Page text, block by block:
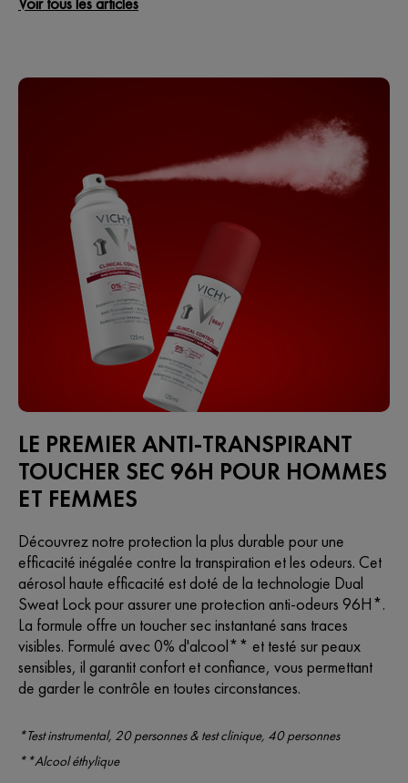
réelle de votre produit.
LE PREMIER ANTI-TRANSPIRANT
TOUCHER SEC 96H POUR HOMMES
ET FEMMES
Découvrez notre protection la plus durable pour une
efficacité inégalée contre la transpiration et les odeurs. Cet
aérosol haute efficacité est doté de la technologie Dual
Sweat Lock pour assurer une protection anti-odeurs 96H*.
La formule offre un toucher sec instantané sans traces
visibles. Formulé avec 0% d'alcool** et testé sur peaux
sensibles, il garantit confort et confiance, vous permettant
de garder le contrôle en toutes circonstances.
*Test instrumental, 20 personnes & test clinique, 40 personnes
**Alcool éthylique